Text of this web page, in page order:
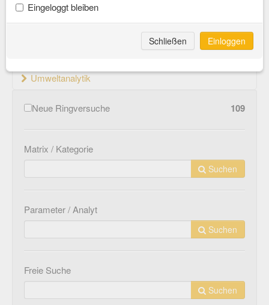
Bedarfsgegenstände und Verpackung
Material- und Werkstoffprüfung
Umweltanalytik
Neue Ringversuche 109
Matrix / Kategorie
Suchen
Parameter / Analyt
Suchen
Freie Suche
Suchen
Eingeloggt bleiben
Schließen Einloggen